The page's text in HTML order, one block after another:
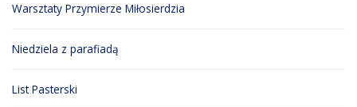
Warsztaty Przymierze Miłosierdzia
Niedziela z parafiadą
List Pasterski